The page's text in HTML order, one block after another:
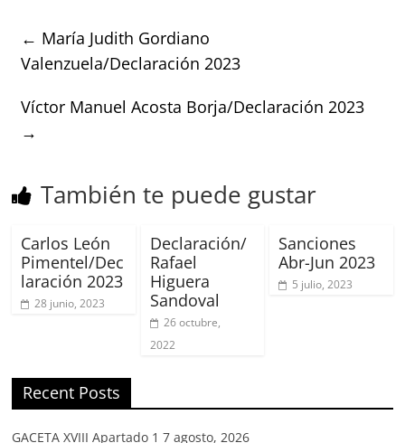
← María Judith Gordiano
Valenzuela/Declaración 2023
Víctor Manuel Acosta Borja/Declaración 2023
→
También te puede gustar
Carlos León
Pimentel/Dec
laración 2023
28 junio, 2023
Declaración/
Rafael
Higuera
Sandoval
26 octubre,
2022
Sanciones
Abr-Jun 2023
5 julio, 2023
Recent Posts
GACETA XVIII Apartado 1 7 agosto, 2026